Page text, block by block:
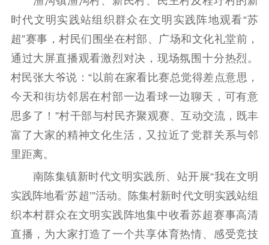
时代文明实践站组织群众在文明实践阵地观看“苏
超”赛事，村民们围坐在村部、广场和文化礼堂前，
通过大屏直播观看激烈对决，现场氛围十分热烈。
村民张大爷说：“以前在家看比赛总觉得差点意思，
今天和街坊邻居在村部一边看球一边聊天，可有意
思多了！”村干部与村民齐聚观赛、互动交流，既丰
富了大家的精神文化生活，又拉近了党群关系与邻
里距离。
南陈集镇新时代文明实践所、站开展“我在文明
实践阵地看‘苏超’”活动。陈集村新时代文明实践站组
织本村群众在文明实践阵地集中收看苏超赛事高清
直播，为大家打造了一个共享体育热情、感受竞技